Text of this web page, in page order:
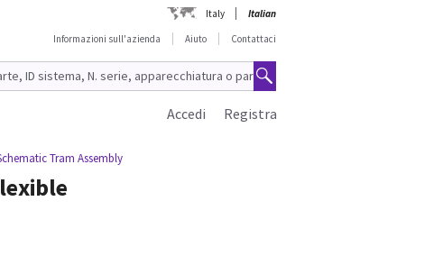
Italy
Italian
Informazioni sull'azienda
Aiuto Contattaci
Registra
Accedi
Tram Assembly